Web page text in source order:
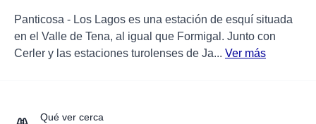
Panticosa - Los Lagos es una estación de esquí situada
en el Valle de Tena, al igual que Formigal. Junto con
Cerler y las estaciones turolenses de Ja... Ver más
Qué ver cerca